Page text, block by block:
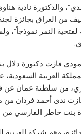
والدكتورة نادية
العراق بجائزة لجنة
لفتحية النمر نموذجاً”،
فازت دكتورة دلال
العربية
من سلطنة عمان عن
ندى أحمد فردان من
بنت خاطر الفارسي من
وهم شركة